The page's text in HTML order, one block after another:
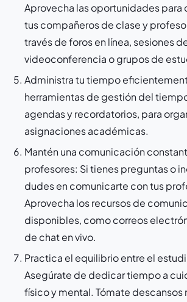
Aprovecha las oportunidades
tus compañeros de clase y
través de foros en línea, sesiones
videoconferencia o grupos de
Administra tu tiempo
herramientas de gestión del
agendas y recordatorios, para
asignaciones académicas.
Mantén una comunicación
profesores: Si tienes preguntas o
dudes en comunicarte con tus
Aprovecha los recursos de
disponibles, como correos
de chat en vivo.
Practica el equilibrio entre el
Asegúrate de dedicar tiempo a
físico y mental. Tómate descansos